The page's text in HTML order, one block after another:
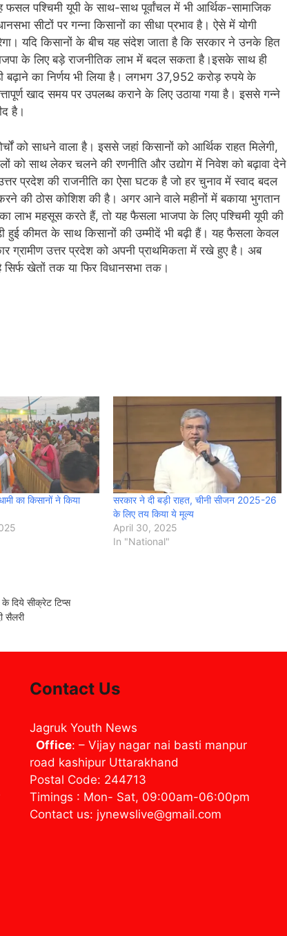
पश्चिमी यूपी के साथ-साथ पूर्वांचल में भी आर्थिक-सामाजिक
सीटों पर गन्ना किसानों का सीधा प्रभाव है। ऐसे में योगी
यदि किसानों के बीच यह संदेश जाता है कि सरकार ने उनके हित
के लिए बड़े राजनीतिक लाभ में बदल सकता है।इसके साथ ही
बढ़ाने का निर्णय भी लिया है। लगभग 37,952 करोड़ रुपये के
खाद समय पर उपलब्ध कराने के लिए उठाया गया है। इससे गन्ने
है।
को साधने वाला है। इससे जहां किसानों को आर्थिक राहत मिलेगी,
को साथ लेकर चलने की रणनीति और उद्योग में निवेश को बढ़ावा देने
प्रदेश की राजनीति का ऐसा घटक है जो हर चुनाव में स्वाद बदल
की ठोस कोशिश की है। अगर आने वाले महीनों में बकाया भुगतान
लाभ महसूस करते हैं, तो यह फैसला भाजपा के लिए पश्चिमी यूपी की
हुई कीमत के साथ किसानों की उम्मीदें भी बढ़ी हैं। यह फैसला केवल
ग्रामीण उत्तर प्रदेश को अपनी प्राथमिकता में रखे हुए है। अब
खेतों तक या फिर विधानसभा तक।
का किसानों ने किया
सरकार ने दी बड़ी राहत, चीनी सीजन 2025-26
के लिए तय किया ये मूल्य
April 30, 2025
In "National"
दिये सीक्रेट टिप्स
सैलरी
Contact Us
Jagruk Youth News
Office: – Vijay nagar nai basti manpur
road kashipur Uttarakhand
Postal Code: 244713
Timings : Mon- Sat, 09:00am-06:00pm
Contact us: jynewslive@gmail.com